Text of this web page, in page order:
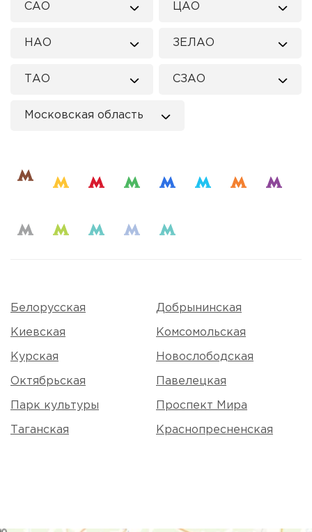
САО ЦАО
НАО ЗЕЛАО
ТАО СЗАО
Московская область
Белорусская Добрынинская
Киевская Комсомольская
Курская Новослободская
Октябрьская Павелецкая
Парк культуры Проспект Мира
Таганская Краснопресненская